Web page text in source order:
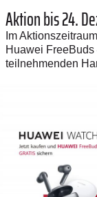
Aktion bis 24.
Im
Huawei
teilnehmenden